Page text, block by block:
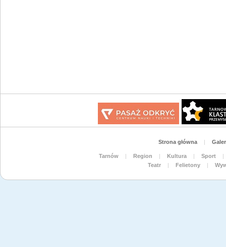
Strona główna |
Tarnów | Region | Kultura | Sport
|
Teatr
| Felietony |